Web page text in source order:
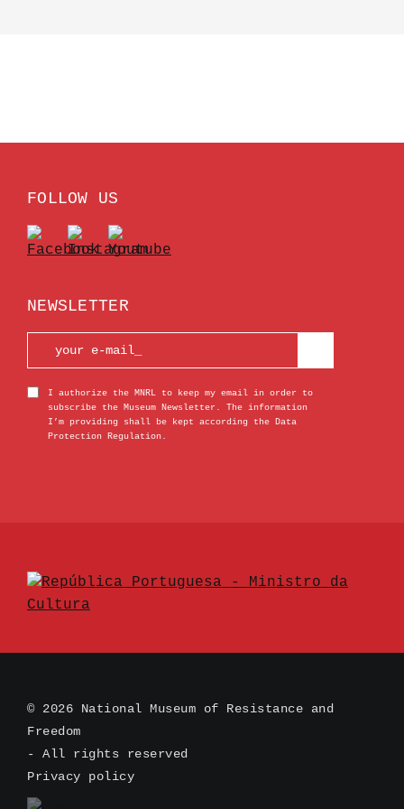
FOLLOW US
NEWSLETTER
I authorize the MNRL to keep my email in order to
subscribe the Museum Newsletter. The information
I’m providing shall be kept according the Data
Protection Regulation.
© 2026 National Museum of Resistance and
Freedom
- All rights reserved
Privacy policy